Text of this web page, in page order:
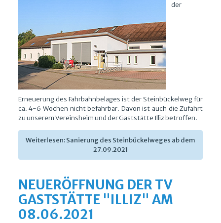
der
Erneuerung des Fahrbahnbelages ist der Steinbückelweg für
ca. 4-6 Wochen nicht befahrbar. Davon ist auch die Zufahrt
zu unserem Vereinsheim und der Gaststätte Illiz betroffen.
Weiterlesen: Sanierung des Steinbückelweges ab dem
27.09.2021
NEUERÖFFNUNG DER TV
GASTSTÄTTE "ILLIZ" AM
08.06.2021